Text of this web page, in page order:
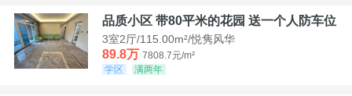
品质小区 带80平米的花园 送一个人防车位
3室2厅/115.00m²/悦隽风华
89.8万 7808.7元/m²
学区
满两年